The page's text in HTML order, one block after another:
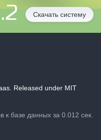
Скачать систему
Released under MIT
к базе данных за 0.012 сек.